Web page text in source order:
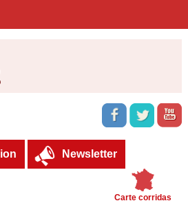
Newsletter
Carte corridas